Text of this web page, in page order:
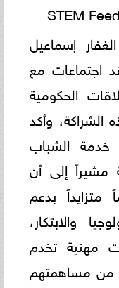
إسماعيل
اجتماعات مع
الحكومية
وأكد
الشباب
مشيراً إلى أن
متزايداً بدعم
والابتكار،
مهنية تخدم
من مساهمتهم